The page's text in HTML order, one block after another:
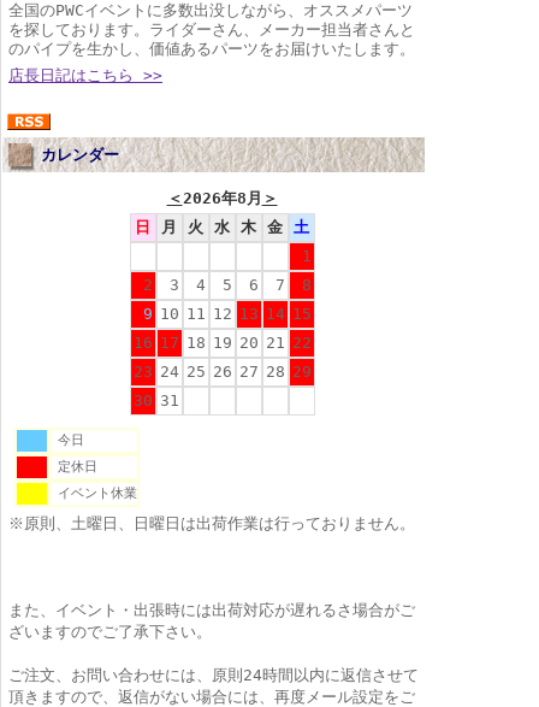
全国のPWCイベントに多数出没しながら、オススメパーツ
を探しております。ライダーさん、メーカー担当者さんと
のパイプを生かし、価値あるパーツをお届けいたします。
店長日記はこちら >>
カレンダー
＜2026年8月 ＞
日
月 火 水 木 金 土
1
2
3 4 5 6 7
8
9 10 11 12 13 14 15
16 17 18 19 20 21 22
23 24 25 26 27 28 29
30 31
今日
定休日
イベント休業
※原則、土曜日、日曜日は出荷作業は行っておりません。
また、イベント・出張時には出荷対応が遅れるさ場合がご
ざいますのでご了承下さい。
ご注文、お問い合わせには、原則24時間以内に返信させて
頂きますので、返信がない場合には、再度メール設定をご